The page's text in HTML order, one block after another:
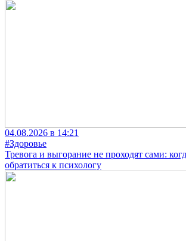
04.08.2026 в 14:21
#Здоровье
Тревога и выгорание не проходят сами:
обратиться к психологу